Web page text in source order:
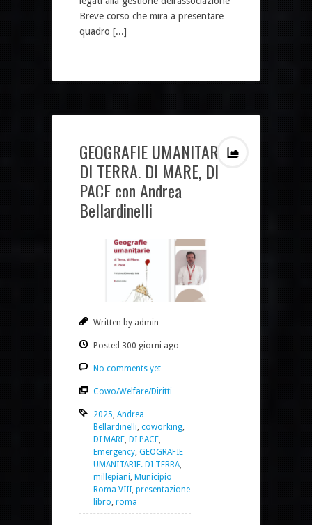
Breve corso che mira a presentare
quadro [...]
GEOGRAFIE UMANITARIE.
DI TERRA, DI MARE, DI
PACE con Andrea
Bellardinelli
Written by admin
Posted 300 giorni ago
No comments yet
Cowo/Welfare/Diritti
2025, Andrea
Bellardinelli, coworking,
DI MARE, DI PACE,
Emergency, GEOGRAFIE
UMANITARIE. DI TERRA,
millepiani, Municipio
Roma VIII, presentazione
libro, roma